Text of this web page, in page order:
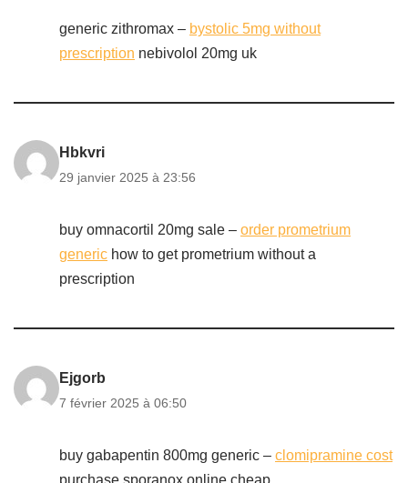
generic zithromax – bystolic 5mg without
prescription nebivolol 20mg uk
Hbkvri
29 janvier 2025 à 23:56
buy omnacortil 20mg sale – order prometrium
generic how to get prometrium without a
prescription
Ejgorb
7 février 2025 à 06:50
buy gabapentin 800mg generic – clomipramine cost
purchase sporanox online cheap